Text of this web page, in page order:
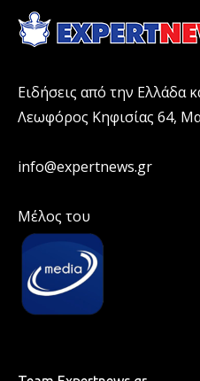
Ειδήσεις από την Ελλάδα
Λεωφόρος Κηφισίας 64,
info@expertnews.gr
Μέλος του